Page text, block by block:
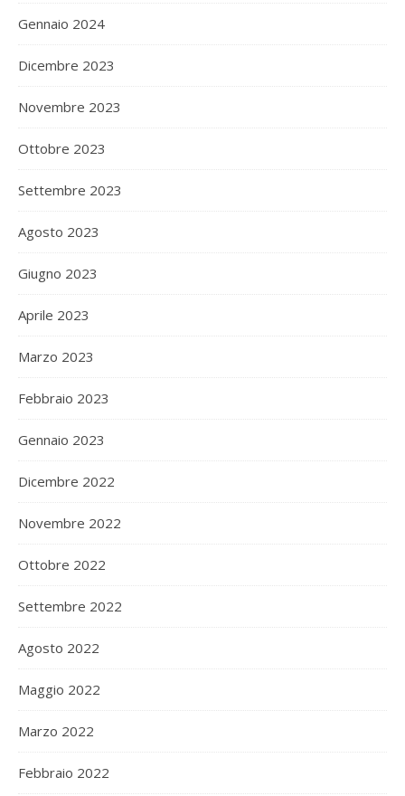
Gennaio 2024
Dicembre 2023
Novembre 2023
Ottobre 2023
Settembre 2023
Agosto 2023
Giugno 2023
Aprile 2023
Marzo 2023
Febbraio 2023
Gennaio 2023
Dicembre 2022
Novembre 2022
Ottobre 2022
Settembre 2022
Agosto 2022
Maggio 2022
Marzo 2022
Febbraio 2022